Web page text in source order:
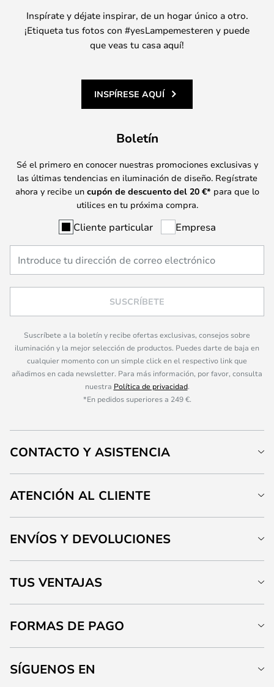
Inspírate y déjate inspirar, de un hogar único a otro.
¡Etiqueta tus fotos con #yesLampemesteren y puede
que veas tu casa aquí!
INSPÍRESE AQUÍ
Boletín
Sé el primero en conocer nuestras promociones exclusivas y
las últimas tendencias en iluminación de diseño. Regístrate
ahora y recibe un cupón de descuento del 20 €* para que lo
utilices en tu próxima compra.
Cliente particular Empresa
SUSCRÍBETE
Suscríbete a la boletín y recibe ofertas exclusivas, consejos sobre
iluminación y la mejor selección de productos. Puedes darte de baja en
cualquier momento con un simple click en el respectivo link que
añadimos en cada newsletter. Para más información, por favor, consulta
nuestra Política de privacidad.
*En pedidos superiores a 249 €.
CONTACTO Y ASISTENCIA
ATENCIÓN AL CLIENTE
ENVÍOS Y DEVOLUCIONES
TUS VENTAJAS
FORMAS DE PAGO
SÍGUENOS EN